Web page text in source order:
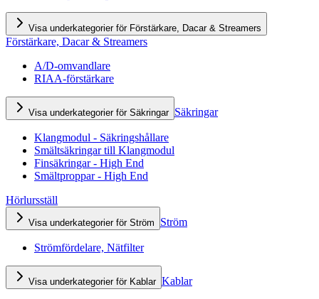
Visa underkategorier för Förstärkare, Dacar & Streamers
Förstärkare, Dacar & Streamers
A/D-omvandlare
RIAA-förstärkare
Visa underkategorier för Säkringar Säkringar
Klangmodul - Säkringshållare
Smältsäkringar till Klangmodul
Finsäkringar - High End
Smältproppar - High End
Hörlursställ
Visa underkategorier för Ström Ström
Strömfördelare, Nätfilter
Visa underkategorier för Kablar Kablar